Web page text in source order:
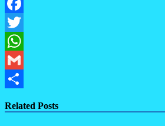
Facebook
Twitter
WhatsApp
Gmail
Related Posts